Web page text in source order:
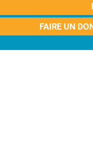
FAIRE UN